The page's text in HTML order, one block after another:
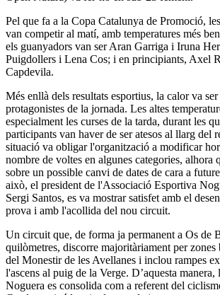
Pel que fa a la Copa Catalunya de Promoció,
van competir al matí, amb temperatures més
els guanyadors van ser Aran Garriga i Iruna
Puigdollers i Lena Cos; i en principiants, Axel
Capdevila.
Més enllà dels resultats esportius, la calor va
protagonistes de la jornada. Les altes
especialment les curses de la tarda, durant les
participants van haver de ser atesos al llarg del
situació va obligar l'organització a modificar
nombre de voltes en algunes categories, alhora
sobre un possible canvi de dates de cara a
això, el president de l'Associació Esportiva
Sergi Santos, es va mostrar satisfet amb el
prova i amb l'acollida del nou circuit.
Un circuit que, de forma ja permanent a Os de
quilòmetres, discorre majoritàriament per zones
del Monestir de les Avellanes i inclou rampes
l'ascens al puig de la Verge. D’aquesta manera,
Noguera es consolida com a referent del